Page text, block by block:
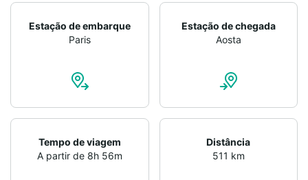
Estação de embarque
Paris
Estação de chegada
Aosta
Tempo de viagem
A partir de 8h 56m
Distância
511 km